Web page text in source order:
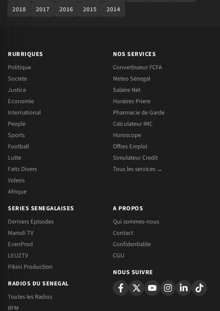
2018
2017 2016 2015 2014
RUBRIQUES
Politique
Societe
Justice
Economie
International
People
Sports
Football
Lutte
Faits Divers
Videos
Afrique
NOS SERVICES
Convertisseur FCFA
Meteo Senegal
Salaire Net
Horaires Priere
Pharmacie de Garde
Calculateur IMC
Horoscope
Offres Emploi
Simulateur Credit
Tous les services →
SERIES SENEGALAISES
Derniers Episodes
Marodi TV
EvenProd
LEUZTV
Pikini Production
RADIOS DU SENEGAL
Toutes les Radios
RFM
A PROPOS
Qui sommes-nous
Contact
Confidentialite
CGU
NOUS SUIVRE